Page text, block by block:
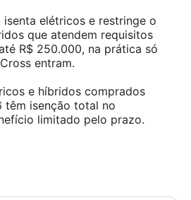
isenta elétricos e restringe o
que atendem requisitos
R$ 250.000, na prática só
entram.
e híbridos comprados
isenção total no
limitado pelo prazo.